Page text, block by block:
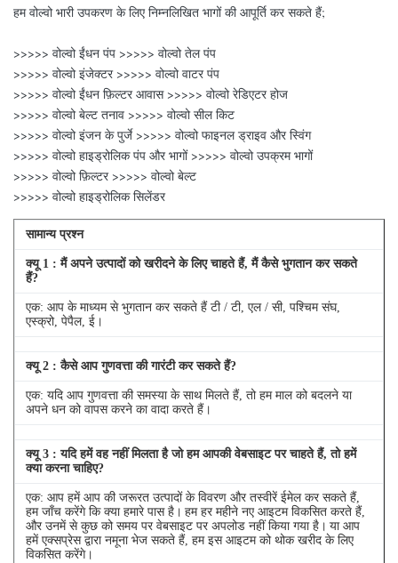
हम वोल्वो भारी उपकरण के लिए निम्नलिखित भागों की आपूर्ति कर सकते हैं;
>>>>> वोल्वो ईंधन पंप >>>>> वोल्वो तेल पंप
>>>>> वोल्वो इंजेक्टर >>>>> वोल्वो वाटर पंप
>>>>> वोल्वो ईंधन फ़िल्टर आवास >>>>> वोल्वो रेडिएटर होज
>>>>> वोल्वो बेल्ट तनाव >>>>> वोल्वो सील किट
>>>>> वोल्वो इंजन के पुर्जे >>>>> वोल्वो फाइनल ड्राइव और स्विंग
>>>>> वोल्वो हाइड्रोलिक पंप और भागों >>>>> वोल्वो उपक्रम भागों
>>>>> वोल्वो फ़िल्टर >>>>> वोल्वो बेल्ट
>>>>> वोल्वो हाइड्रोलिक सिलेंडर
सामान्य प्रश्न
क्यू 1 : मैं अपने उत्पादों को खरीदने के लिए चाहते हैं, मैं कैसे भुगतान कर सकते
हैं?
एक: आप के माध्यम से भुगतान कर सकते हैं टी / टी, एल / सी, पश्चिम संघ,
एस्क्रो, पेपैल, ई।
क्यू 2 : कैसे आप गुणवत्ता की गारंटी कर सकते हैं?
एक: यदि आप गुणवत्ता की समस्या के साथ मिलते हैं, तो हम माल को बदलने या
अपने धन को वापस करने का वादा करते हैं।
क्यू 3 : यदि हमें वह नहीं मिलता है जो हम आपकी वेबसाइट पर चाहते हैं, तो हमें
क्या करना चाहिए?
एक: आप हमें आप की जरूरत उत्पादों के विवरण और तस्वीरें ईमेल कर सकते हैं,
हम जाँच करेंगे कि क्या हमारे पास है। हम हर महीने नए आइटम विकसित करते हैं,
और उनमें से कुछ को समय पर वेबसाइट पर अपलोड नहीं किया गया है। या आप
हमें एक्सप्रेस द्वारा नमूना भेज सकते हैं, हम इस आइटम को थोक खरीद के लिए
विकसित करेंगे।